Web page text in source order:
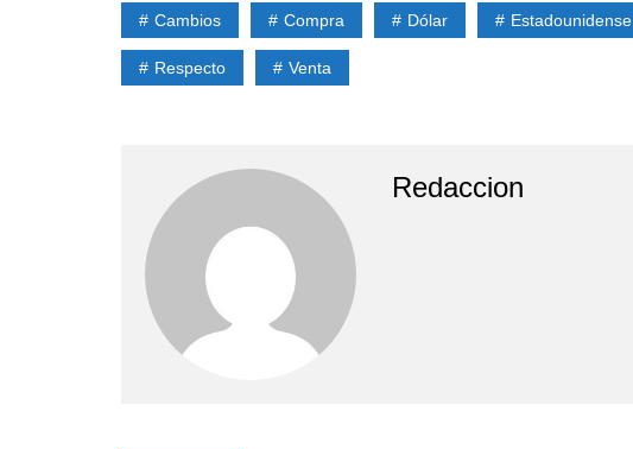
Cambios Compra Dólar Estadounidense
Respecto Venta
Redaccion